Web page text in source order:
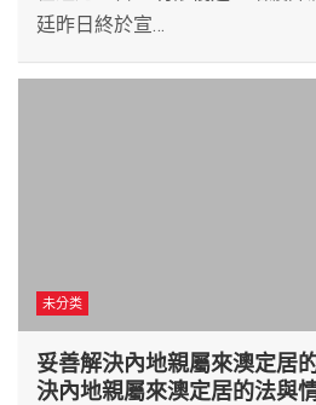
廷昨日終於宣…
未分类
妥善解決內地親屬來澳定居
決內地親屬來澳定居的法與